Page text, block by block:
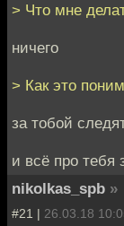
> Что мне
ничего
> Как это
за тобой
и всё про тебя
nikolkas_spb »
#21 | 26.03.18